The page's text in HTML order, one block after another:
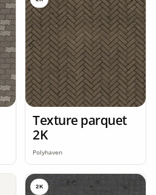
Texture parquet
2K
Polyhaven
2K